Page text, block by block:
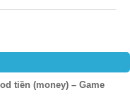
tiền (money) – Game